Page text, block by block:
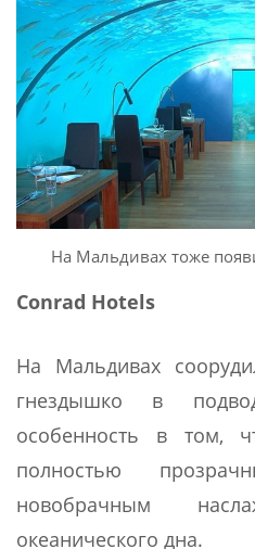
На Мальдивах тоже
Conrad Hotels
На Мальдивах
гнездышко в
особенность в том,
полностью
новобрачным
океанического дна.